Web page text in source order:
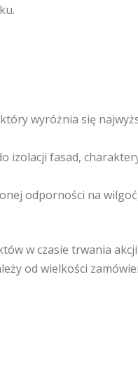
wyróżnia się
izolacji fasad,
odporności na
w czasie trwania
od wielkości